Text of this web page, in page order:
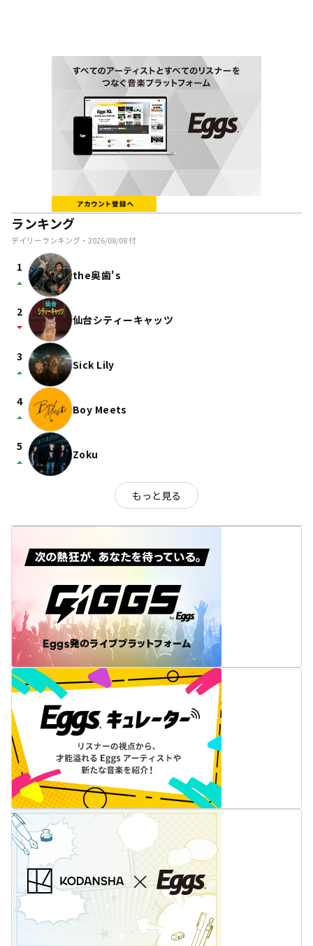
ランキング
デイリーランキング・ 2026/08/08付
1
arrow_drop_up the奥歯's
2
arrow_drop_down 仙台シティーキャッツ
3
arrow_drop_up Sick Lily
4
arrow_drop_up Boy Meets
5
arrow_drop_up Zoku
もっと見る